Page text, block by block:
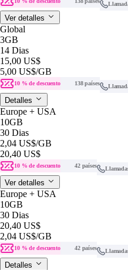
Ver detalles
Global
3GB
14 Dias
15,00 US$
5,00 US$/GB
10 % de descuento 138 países
Detalles
Europe + USA
10GB
30 Dias
2,04 US$/GB
20,40 US$
10 % de descuento 42 países
Ver detalles
Europe + USA
10GB
30 Dias
20,40 US$
2,04 US$/GB
10 % de descuento 42 países
Detalles